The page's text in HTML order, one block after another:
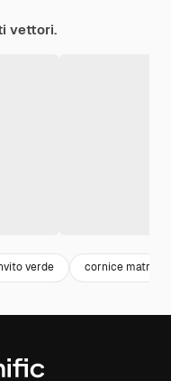
vettori.
verde cornice